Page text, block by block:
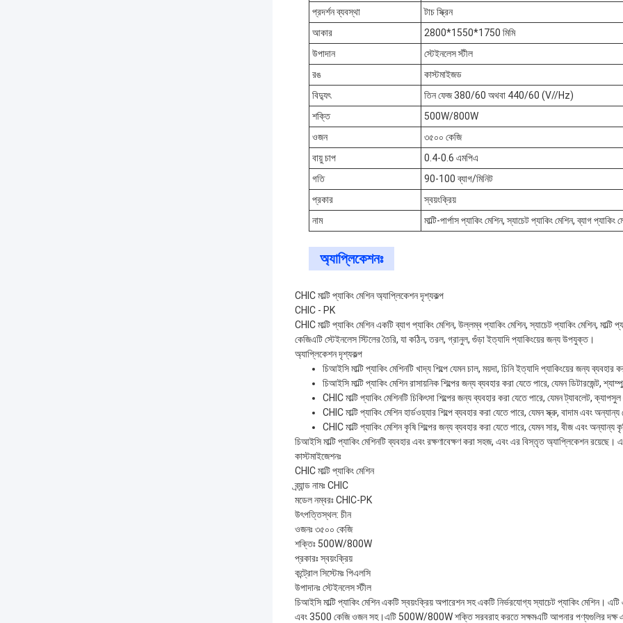
প্রদর্শন ব্যবস্থা
টাচ স্ক্রিন
আকার
2800*1550*1750 মিমি
উপাদান
স্টেইনলেস স্টীল
রঙ
কাস্টমাইজড
বিদ্যুৎ
তিন ফেজ 380/60 অথবা 440/60 (V//Hz)
শক্তি
500W/800W
ওজন
৩৫০০ কেজি
বায়ু চাপ
0.4-0.6 এমপিএ
গতি
90-100 ব্যাগ/মিনিট
প্রকার
স্বয়ংক্রিয়
নাম
মাল্টি-পার্পাস প্যাকিং মেশিন, স্যাচেট প্যাকিং মেশিন, ব্যাগ প্যাকিং
অ্যাপ্লিকেশনঃ
CHIC মাল্টি প্যাকিং মেশিন অ্যাপ্লিকেশন দৃশ্যকল্প
CHIC - PK
CHIC মাল্টি প্যাকিং মেশিন একটি ব্যাগ প্যাকিং মেশিন, উল্লম্ব প্যাকিং মেশিন, স্যাচেট প্যাকিং মেশিন,
কেজিএটি স্টেইনলেস স্টিলের তৈরি, যা কঠিন, তরল, গ্রানুল, গুঁড়া ইত্যাদি প্যাকিংয়ের জন্য উপযুক্ত।
অ্যাপ্লিকেশন দৃশ্যকল্প
চিআইসি মাল্টি প্যাকিং মেশিনটি খাদ্য শিল্পে যেমন চাল, ময়দা, চিনি ইত্যাদি প্যাকিংয়ের জন্য ব্যবহার
চিআইসি মাল্টি প্যাকিং মেশিন রাসায়নিক শিল্পের জন্য ব্যবহার করা যেতে পারে, যেমন ডিটারজেন্ট,
CHIC মাল্টি প্যাকিং মেশিনটি চিকিৎসা শিল্পের জন্য ব্যবহার করা যেতে পারে, যেমন ট্যাবলেট,
CHIC মাল্টি প্যাকিং মেশিন হার্ডওয়্যার শিল্পে ব্যবহার করা যেতে পারে, যেমন স্ক্রু, বাদাম এবং
CHIC মাল্টি প্যাকিং মেশিন কৃষি শিল্পের জন্য ব্যবহার করা যেতে পারে, যেমন সার, বীজ এবং
চিআইসি মাল্টি প্যাকিং মেশিনটি ব্যবহার এবং রক্ষণাবেক্ষণ করা সহজ, এবং এর বিস্তৃত অ্যাপ্লিকেশন রয়েছে।
কাস্টমাইজেশনঃ
CHIC মাল্টি প্যাকিং মেশিন
ব্র্যান্ড নামঃ CHIC
মডেল নম্বরঃ CHIC-PK
উৎপত্তিস্থল: চীন
ওজনঃ ৩৫০০ কেজি
শক্তিঃ 500W/800W
প্রকারঃ স্বয়ংক্রিয়
কন্ট্রোল সিস্টেমঃ পিএলসি
উপাদানঃ স্টেইনলেস স্টীল
চিআইসি মাল্টি প্যাকিং মেশিন একটি স্বয়ংক্রিয় অপারেশন সহ একটি নির্ভরযোগ্য স্যাচেট প্যাকিং মেশিন।
এবং 3500 কেজি ওজন সহ।এটি 500W/800W শক্তি সরবরাহ করতে সক্ষমএটি আপনার পণ্যগুলির দক্ষ